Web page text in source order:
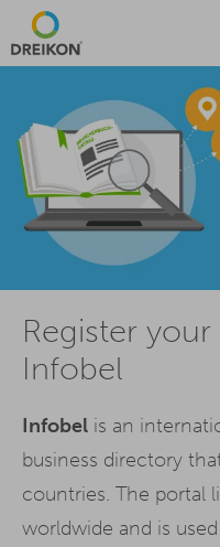
Register
Infobel
Infobel is an
business directory
countries. The portal
worldwide and is